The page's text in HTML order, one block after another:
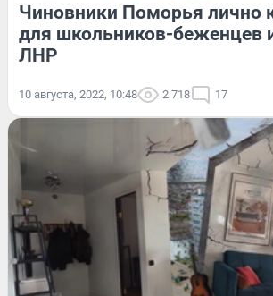
Чиновники Поморья лично
для школьников-беженцев
ЛНР
10 августа, 2022, 10:48 2 718 17